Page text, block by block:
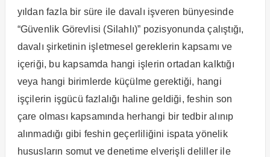
yıldan fazla bir süre ile davalı işveren bünyesinde
“Güvenlik Görevlisi (Silahlı)” pozisyonunda çalıştığı,
davalı şirketinin işletmesel gereklerin kapsamı ve
içeriği, bu kapsamda hangi işlerin ortadan kalktığı
veya hangi birimlerde küçülme gerektiği, hangi
işçilerin işgücü fazlalığı haline geldiği, feshin son
çare olması kapsamında herhangi bir tedbir alınıp
alınmadığı gibi feshin geçerliliğini ispata yönelik
hususların somut ve denetime elverişli deliller ile